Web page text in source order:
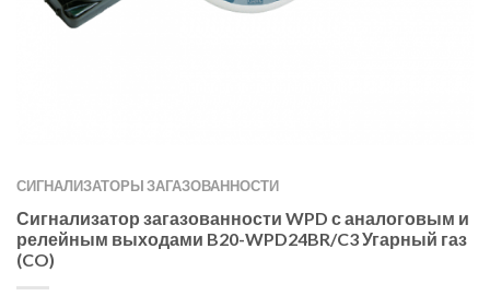
СИГНАЛИЗАТОРЫ ЗАГАЗОВАННОСТИ
Сигнализатор загазованности WPD с аналоговым и
релейным выходами B20-WPD24BR/C3 Угарный газ
(CO)